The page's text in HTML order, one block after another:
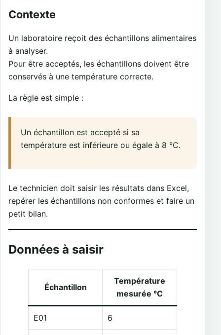
Contexte
Un laboratoire reçoit des échantillons alimentaires
à analyser.
Pour être acceptés, les échantillons doivent être
conservés à une température correcte.
La règle est simple :
Un échantillon est accepté si sa
température est inférieure ou égale à 8 °C.
Le technicien doit saisir les résultats dans Excel,
repérer les échantillons non conformes et faire un
petit bilan.
Données à saisir
Échantillon
Température
mesurée °C
E01 6